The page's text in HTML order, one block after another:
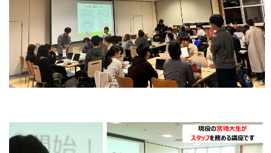
宮崎大学周辺の部屋を探す
家具家電・自転車を購入する
ミールカード(学食年間利用定期券)
入学式用のスーツを準備する